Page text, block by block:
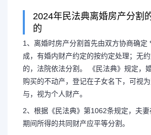
2024年民法典离婚房产分割
的
1、离婚时房产分割首先由双方协商确定
成，有婚内财产约定的按约定处理；无
的，法院依法分割。 《民法典》规定，
购买的不动产，登记在子女名下，可视
与，视为个人财产。
2、根据《民法典》第1062条规定，夫
期间所得的共同财产应平等分割。